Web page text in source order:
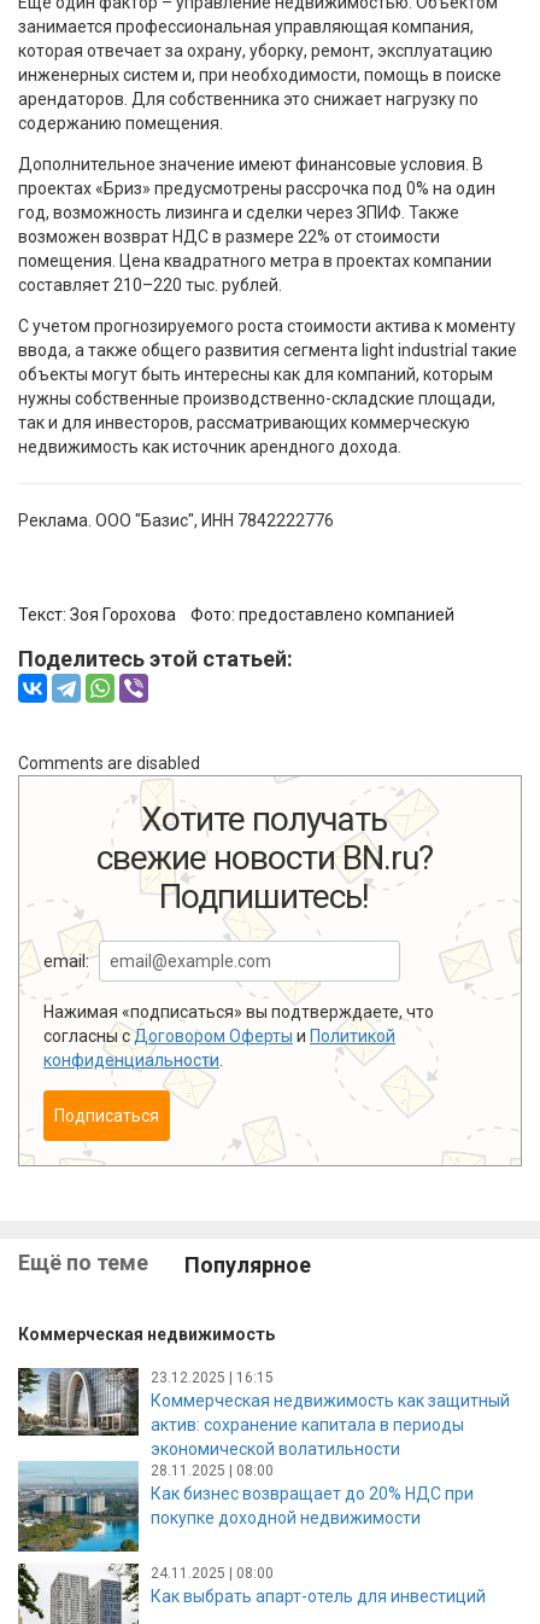
занимается профессиональная управляющая компания,
которая отвечает за охрану, уборку, ремонт, эксплуатацию
инженерных систем и, при необходимости, помощь в поиске
арендаторов. Для собственника это снижает нагрузку по
содержанию помещения.
Дополнительное значение имеют финансовые условия. В
проектах «Бриз» предусмотрены рассрочка под 0% на один
год, возможность лизинга и сделки через ЗПИФ. Также
возможен возврат НДС в размере 22% от стоимости
помещения. Цена квадратного метра в проектах компании
составляет 210–220 тыс. рублей.
С учетом прогнозируемого роста стоимости актива к моменту
ввода, а также общего развития сегмента light industrial такие
объекты могут быть интересны как для компаний, которым
нужны собственные производственно-складские площади,
так и для инвесторов, рассматривающих коммерческую
недвижимость как источник арендного дохода.
Реклама. ООО "Базис", ИНН 7842222776
Текст: Зоя Горохова Фото: предоставлено компанией
Поделитесь этой статьей:
Comments are disabled
Хотите получать
свежие новости BN.ru?
Подпишитесь!
email:
Нажимая «подписаться» вы подтверждаете, что
согласны сДоговором Оферты и Политикой
конфиденциальности
Подписаться
Ещё по теме Популярное
Коммерческая недвижимость
23.12.2025 | 16:15
Коммерческая недвижимость как защитный
актив: сохранение капитала в периоды
экономической волатильности
28.11.2025 | 08:00
Как бизнес возвращает до 20% НДС при
покупке доходной недвижимости
24.11.2025 | 08:00
Как выбрать апарт-отель для инвестиций